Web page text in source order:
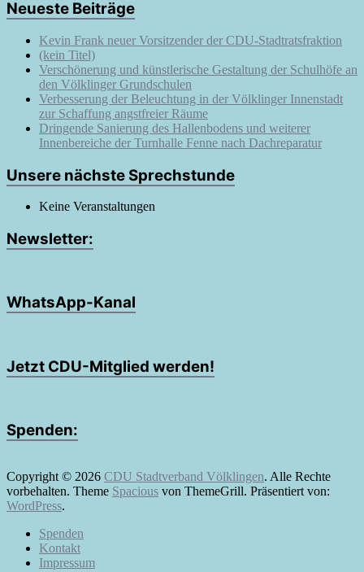
Neueste Beiträge
Kevin Frank neuer Vorsitzender der CDU-Stadtratsfraktion
(kein Titel)
Verschönerung und künstlerische Gestaltung der Schulhöfe an
den Völklinger Grundschulen
Verbesserung der Beleuchtung in der Völklinger Innenstadt
zur Schaffung angstfreier Räume
Dringende Sanierung des Hallenbodens und weiterer
Innenbereiche der Turnhalle Fenne nach Dachreparatur
Unsere nächste Sprechstunde
Keine Veranstaltungen
Newsletter:
WhatsApp-Kanal
Jetzt CDU-Mitglied werden!
Spenden:
Copyright © 2026 CDU Stadtverband Völklingen. Alle Rechte
vorbehalten. Theme Spacious von ThemeGrill. Präsentiert von:
WordPress.
Spenden
Kontakt
Impressum